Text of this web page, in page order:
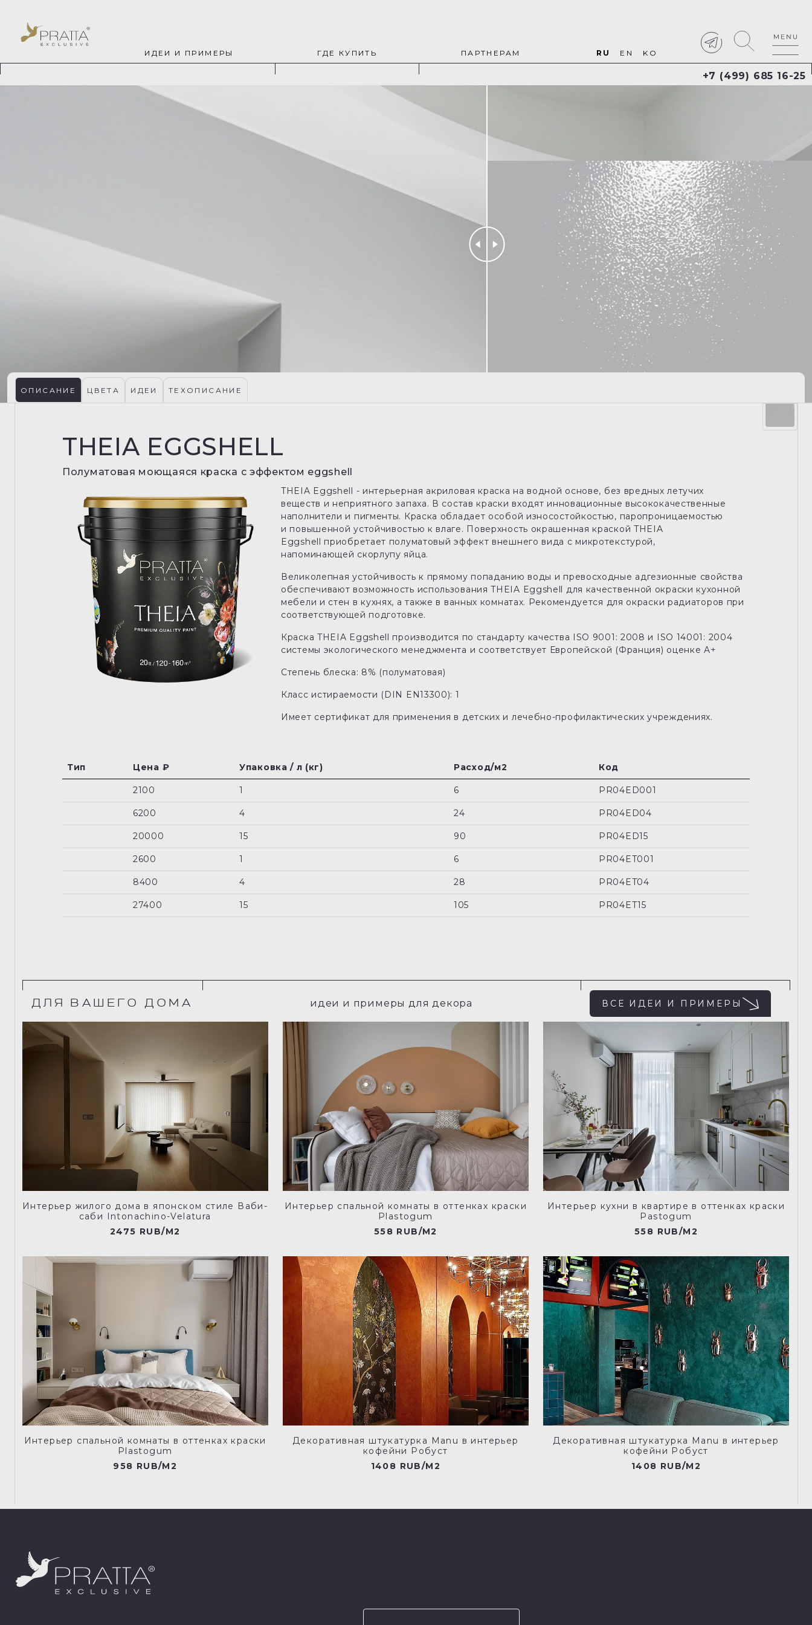
ИДЕИ И ПРИМЕРЫ ГДЕ КУПИТЬ ПАРТНЕРАМ RU EN KO
+7 (499) 685 16-25
ОПИСАНИЕ ЦВЕТА ИДЕИ ТЕХОПИСАНИЕ
THEIA EGGSHELL
Полуматовая моющаяся краска с эффектом eggshell
THEIA Eggshell - интерьерная акриловая краска на водной основе, без вредных летучих
веществ и неприятного запаха. В состав краски входят инновационные высококачественные
наполнители и пигменты. Краска обладает особой износостойкостью, паропроницаемостью
и повышенной устойчивостью к влаге. Поверхность окрашенная краской THEIA
Eggshell приобретает полуматовый эффект внешнего вида с микротекстурой,
напоминающей скорлупу яйца.
Великолепная устойчивость к прямому попаданию воды и превосходные адгезионные свойства
обеспечивают возможность использования THEIA Eggshell для качественной окраски кухонной
мебели и стен в кухнях, а также в ванных комнатах. Рекомендуется для окраски радиаторов при
соответствующей подготовке.
Краска THEIA Eggshell производится по стандарту качества ISO 9001: 2008 и ISO 14001: 2004
системы экологического менеджмента и соответствует Европейской (Франция) оценке A+
Степень блеска: 8% (полуматовая)
Класс истираемости (DIN EN13300): 1
Имеет сертификат для применения в детских и лечебно-профилактических учреждениях.
Тип Цена ₽ Упаковка / л (кг) Расход/м2 Код
2100 1 6 PR04ED001
6200 4 24 PR04ED04
20000 15 90 PR04ED15
2600 1 6 PR04ET001
8400 4 28 PR04ET04
27400 15 105 PR04ET15
ДЛЯ ВАШЕГО ДОМА идеи и примеры для декора ВСЕ ИДЕИ И ПРИМЕРЫ
Интерьер жилого дома в японском стиле Ваби-
саби Intonachino-Velatura
2475 RUB/M2
Интерьер спальной комнаты в оттенках краски
Plastogum
558 RUB/M2
Интерьер кухни в квартире в оттенках краски
Pastogum
558 RUB/M2
Интерьер спальной комнаты в оттенках краски
Plastogum
958 RUB/M2
Декоративная штукатурка Manu в интерьер
кофейни Робуст
1408 RUB/M2
Декоративная штукатурка Manu в интерьер
кофейни Робуст
1408 RUB/M2